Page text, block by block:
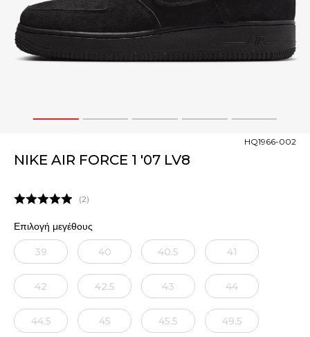
1 2 3 4 5
NIKE AIR FORCE 1 '07 LV8
HQ1966-002
2
Επιλογή μεγέθους
39 40 40.5 41
42 42.5 43 44
44.5 45 45.5 49.5